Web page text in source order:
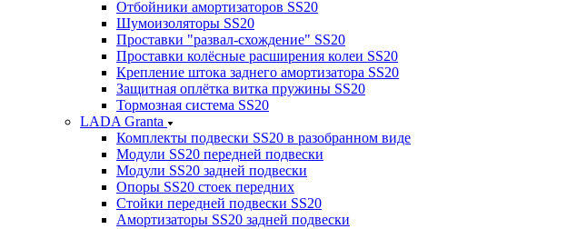
Отбойники амортизаторов SS20
Шумоизоляторы SS20
Проставки "развал-схождение" SS20
Проставки колёсные расширения колеи SS20
Крепление штока заднего амортизатора SS20
Защитная оплётка витка пружины SS20
Тормозная система SS20
LADA Granta
Комплекты подвески SS20 в разобранном виде
Модули SS20 передней подвески
Модули SS20 задней подвески
Опоры SS20 стоек передних
Стойки передней подвески SS20
Амортизаторы SS20 задней подвески